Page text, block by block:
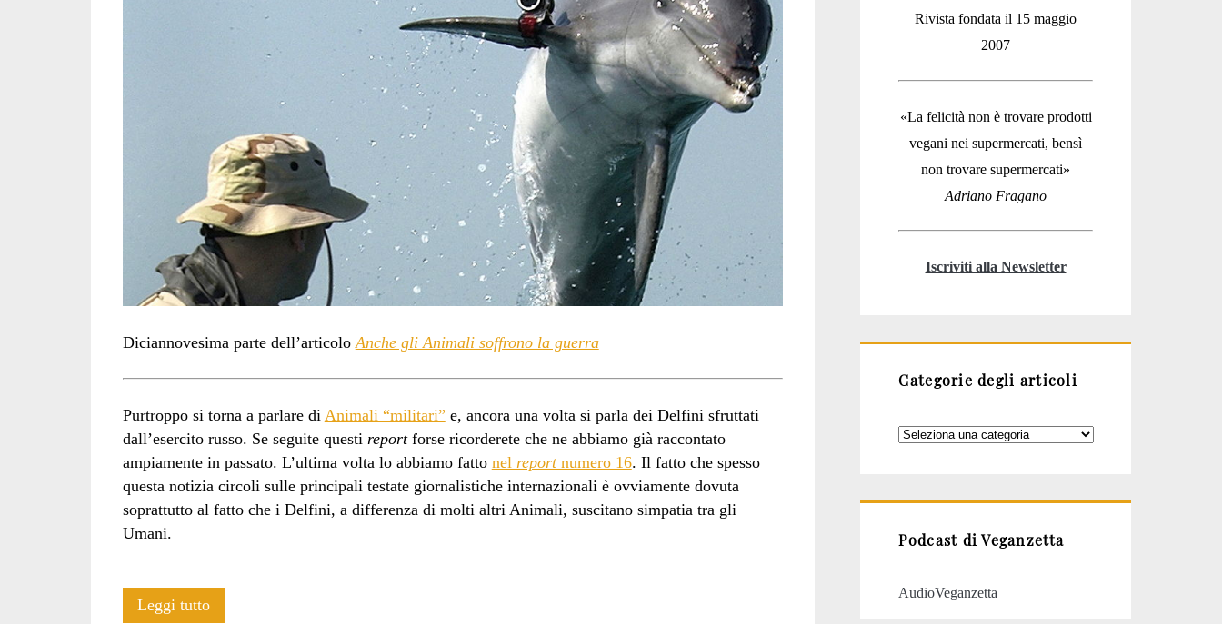
Diciannovesima parte dell’articolo Anche gli Animali soffrono la guerra
Purtroppo si torna a parlare di Animali “militari” e, ancora una volta si parla dei Delfini sfruttati
dall’esercito russo. Se seguite questi reportforse ricorderete che ne abbiamo già raccontato
ampiamente in passato. L’ultima volta lo abbiamo fatto nel reportnumero 16. Il fatto che spesso
questa notizia circoli sulle principali testate giornalistiche internazionali è ovviamente dovuta
soprattutto al fatto che i Delfini, a differenza di molti altri Animali, suscitano simpatia tra gli
Umani.
Leggi tuttoAnche
Rivista fondata il 15 maggio
2007
«La felicità non è trovare prodotti
vegani nei supermercati, bensì
non trovare supermercati»
Adriano Fragano
Iscriviti alla Newsletter
Categorie degli articoli
Categorie
Podcast di Veganzetta
AudioVeganzetta